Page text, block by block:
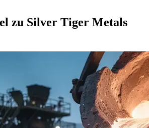
zu Silver Tiger Metals